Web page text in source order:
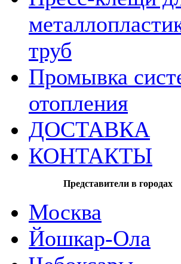
труб
Промывка
отопления
ДОСТАВКА
КОНТАКТЫ
Представители в городах
Москва
Йошкар-Ола